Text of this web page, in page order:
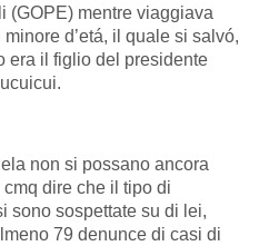
(GOPE) mentre viaggiava
d’etá, il quale si salvó,
era il figlio del presidente
non si possano ancora
dire che il tipo di
sono sospettate su di lei,
79 denunce di casi di